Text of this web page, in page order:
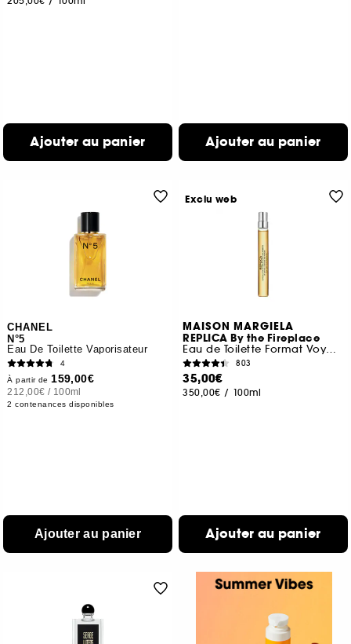
Ajouter au panier Ajouter au panier
CHANEL
N°5
Eau De Toilette Vaporisateur
4
À partir de 159,00€
212,00€ / 100ml
2 contenances disponibles
Ajouter au panier
MAISON MARGIELA
REPLICA By the Fireplace
Eau de Toilette Format Voyage
803
35,00€
350,00€ / 100ml
Ajouter au panier
Exclu web